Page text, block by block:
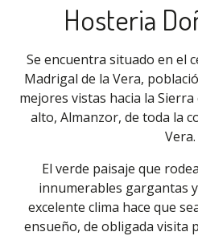
Hosteria
Se encuentra situado en el
Madrigal de la Vera,
mejores vistas hacia la
alto, Almanzor, de toda la
Vera.
El verde paisaje que
innumerables gargantas
excelente clima hace que
ensueño, de obligada visita